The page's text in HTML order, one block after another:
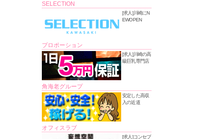
SELECTION
[求人]川崎にN
EWOPEN
プロポーション
[求人]川崎の高
級巨乳専門店
角海老グループ
安定した高収
入の近道
オフィスラブ
[求人]コンセプ